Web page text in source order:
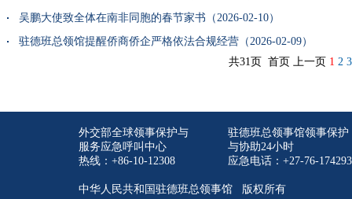
吴鹏大使致全体在南非同胞的春节家书（2026-02-10）
驻德班总领馆提醒侨商侨企严格依法合规经营（2026-02-09）
共31页 首页 上一页 1 2 3
外交部全球领事保护与
服务应急呼叫中心
热线：+86-10-12308
驻德班总领事馆领事保护
与协助24小时
应急电话：+27-76-
中华人民共和国驻德班总领事馆 版权所有